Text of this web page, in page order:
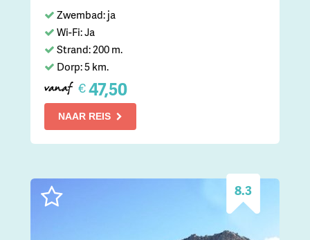
Zwembad: ja
Wi-Fi: Ja
Strand: 200 m.
Dorp: 5 km.
vanaf €47,50
NAAR REIS
8.3